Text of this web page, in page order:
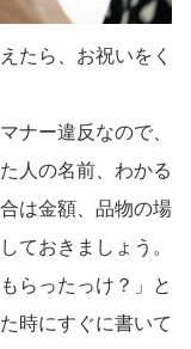
たら、お祝いをく
ナー違反なので、
人の名前、わかる
は金額、品物の場
ておきましょう。
らったっけ？」と
時にすぐに書いて